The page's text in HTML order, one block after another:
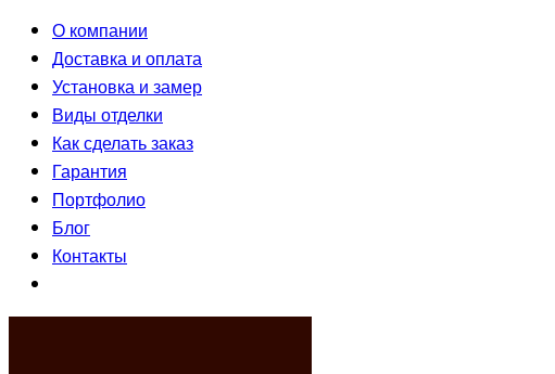
О компании
Доставка и оплата
Установка и замер
Виды отделки
Как сделать заказ
Гарантия
Портфолио
Блог
Контакты